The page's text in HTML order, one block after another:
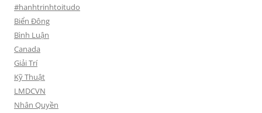
#hanhtrinhtoitudo
Biển Đông
Bình Luận
Canada
Giải Trí
Kỹ Thuật
LMDCVN
Nhân Quyền